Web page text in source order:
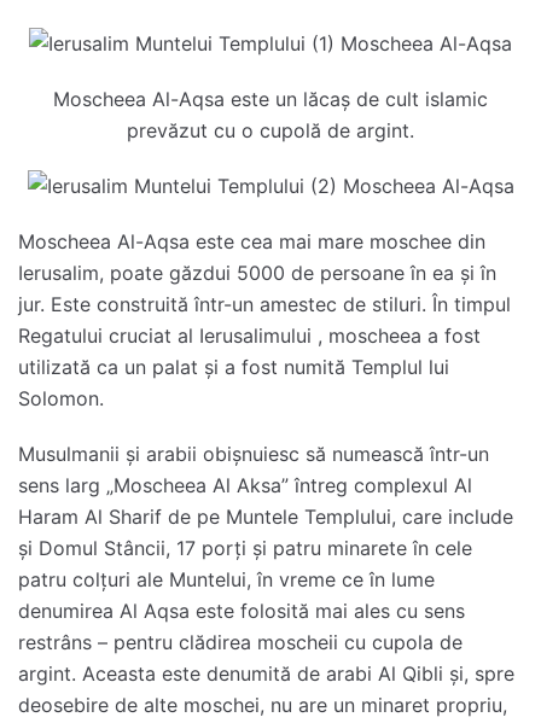
Moscheea Al-Aqsa este un lăcaș de cult islamic
prevăzut cu o cupolă de argint.
Moscheea Al-Aqsa este cea mai mare moschee din
Ierusalim, poate găzdui 5000 de persoane în ea și în
jur. Este construită într-un amestec de stiluri. În timpul
Regatului cruciat al Ierusalimului , moscheea a fost
utilizată ca un palat și a fost numită Templul lui
Solomon.
Musulmanii și arabii obișnuiesc să numească într-un
sens larg „Moscheea Al Aksa” întreg complexul Al
Haram Al Sharif de pe Muntele Templului, care include
și Domul Stâncii, 17 porți și patru minarete în cele
patru colțuri ale Muntelui, în vreme ce în lume
denumirea Al Aqsa este folosită mai ales cu sens
restrâns – pentru clădirea moscheii cu cupola de
argint. Aceasta este denumită de arabi Al Qibli și, spre
deosebire de alte moschei, nu are un minaret propriu,